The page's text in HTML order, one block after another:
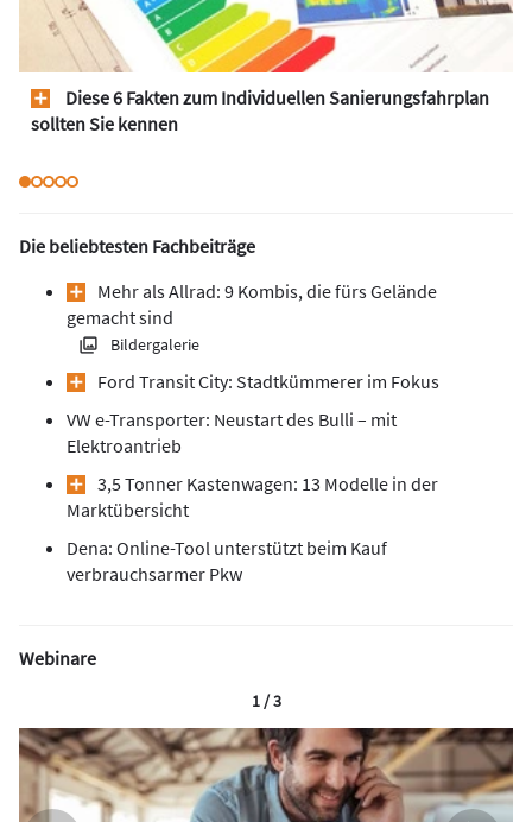
Diese 6 Fakten zum Individuellen Sanierungsfahrplan
sollten Sie kennen
Die beliebtesten Fachbeiträge
Mehr als Allrad: 9 Kombis, die fürs Gelände
gemacht sind
Bildergalerie
Ford Transit City: Stadtkümmerer im Fokus
VW e-Transporter: Neustart des Bulli – mit
Elektroantrieb
3,5 Tonner Kastenwagen: 13 Modelle in der
Marktübersicht
Dena: Online-Tool unterstützt beim Kauf
verbrauchsarmer Pkw
Webinare
1 / 3